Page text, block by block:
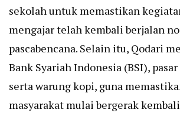
sekolah untuk memastikan
mengajar telah kembali berjalan
pascabencana. Selain itu, Qodari
Bank Syariah Indonesia (BSI),
serta warung kopi, guna
masyarakat mulai bergerak